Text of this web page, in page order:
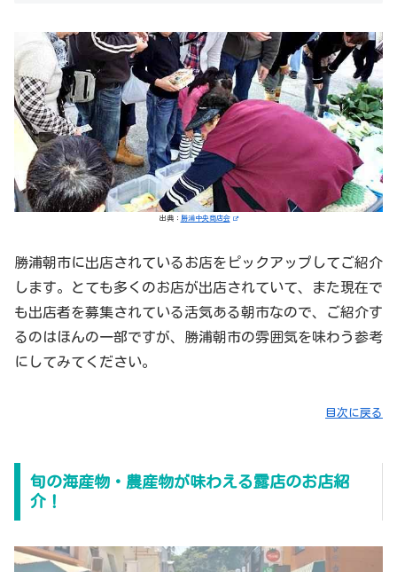
出典： 勝浦中央商店会
勝浦朝市に出店されているお店をピックアップしてご紹介
します。とても多くのお店が出店されていて、また現在で
も出店者を募集されている活気ある朝市なので、ご紹介す
るのはほんの一部ですが、勝浦朝市の雰囲気を味わう参考
にしてみてください。
目次に戻る
旬の海産物・農産物が味わえる露店のお店紹
介！